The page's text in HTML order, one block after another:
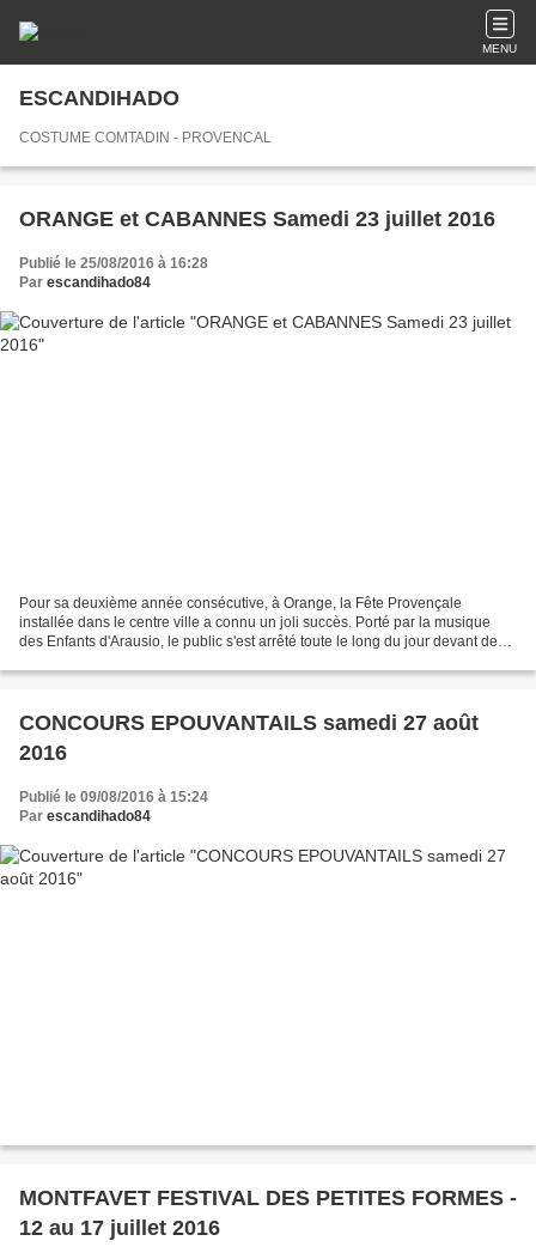
MENU
ESCANDIHADO
COSTUME COMTADIN - PROVENCAL
ORANGE et CABANNES Samedi 23 juillet 2016
Publié le 25/08/2016 à 16:28
Par escandihado84
Pour sa deuxième année consécutive, à Orange, la Fête Provençale
installée dans le centre ville a connu un joli succès. Porté par la musique
des Enfants d'Arausio, le public s'est arrêté toute le long du jour devant de
CONCOURS EPOUVANTAILS samedi 27 août
2016
Publié le 09/08/2016 à 15:24
Par escandihado84
MONTFAVET FESTIVAL DES PETITES FORMES -
12 au 17 juillet 2016